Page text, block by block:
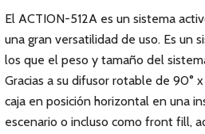
El ACTION-512A es un sistema
una gran versatilidad de uso. Es un
los que el peso y tamaño del
Gracias a su difusor rotable de 90°
caja en posición horizontal en una
escenario o incluso como front fill,